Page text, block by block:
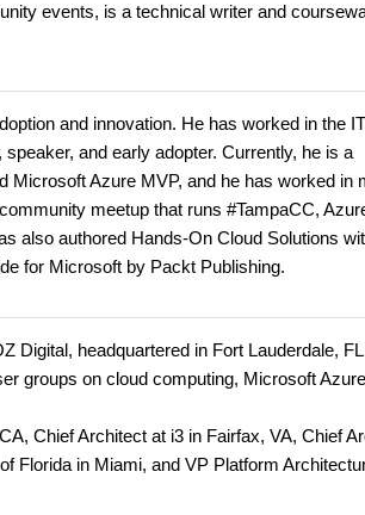
events, is a technical writer and
and innovation. He has worked in the IT
and early adopter. Currently, he is a
Microsoft Azure MVP, and he has worked in
meetup that runs #TampaCC,
also authored Hands-On Cloud Solutions
for Microsoft by Packt Publishing.
Digital, headquartered in Fort Lauderdale,
groups on cloud computing, Microsoft
Chief Architect at i3 in Fairfax, VA, Chief
Florida in Miami, and VP Platform